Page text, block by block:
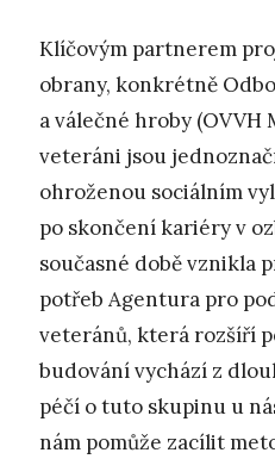
Klíčovým partnerem
obrany, konkrétně
a válečné hroby (OVVH
veteráni jsou
ohroženou sociálním
po skončení kariéry v
současné době vznikla
potřeb Agentura pro
veteránů, která rozšíří
budování vychází z
péčí o tuto skupinu u
nám pomůže zacílit